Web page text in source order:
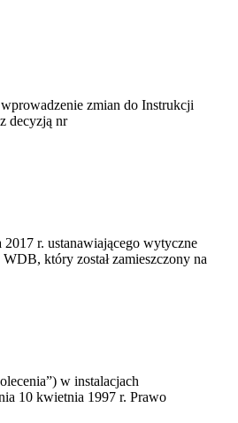
zmian do Instrukcji
decyzją nr
r. ustanawiającego wytyczne
który został zamieszczony na
w instalacjach
10 kwietnia 1997 r. Prawo